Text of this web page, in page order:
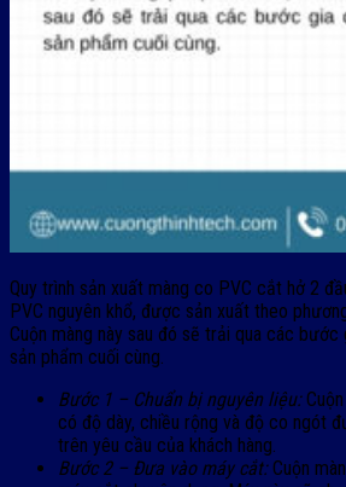
Quy trình sản xuất màng co PVC cắt hở 2
PVC nguyên khổ, được sản xuất theo
Cuộn màng này sau đó sẽ trải qua các
sản phẩm cuối cùng.
Bước 1 – Chuẩn bị nguyên liệu:Cuộn
có độ dày, chiều rộng và độ co ngót
trên yêu cầu của khách hàng.
Bước 2 – Đưa vào máy cắt:Cuộn